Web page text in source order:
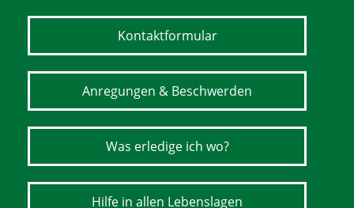
Kontaktformular
Anregungen & Beschwerden
Was erledige ich wo?
Hilfe in allen Lebenslagen